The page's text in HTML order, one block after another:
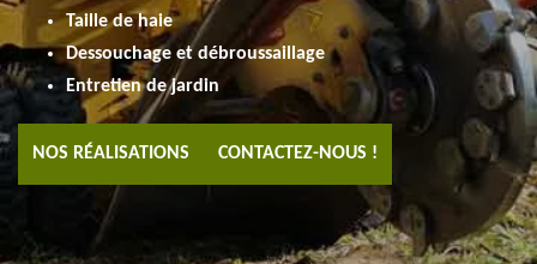
Taille de haie
Dessouchage et débroussaillage
Entretien de jardin
NOS RÉALISATIONS CONTACTEZ-NOUS !